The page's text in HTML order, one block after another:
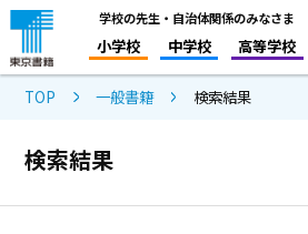
学校の先生・自治体関係のみなさま
小学校 中学校 高等学校
TOP 一般書籍 検索結果
検索結果